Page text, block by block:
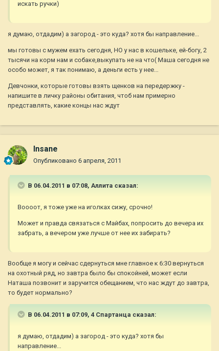
искать ручки)
я думаю, отдадим) а загород - это куда? хотя бы направление...
мы готовы с мужем ехать сегодня, НО у нас в кошельке, ей-богу, 2
тысячи на корм нам и собаке,выкупать не на что( Маша сегодня не
особо может, я так понимаю, а деньги есть у нее...
Девчонки, которые готовы взять щенков на передержку -
напишите в личку районы обитания, чтоб нам примерно
представлять, какие концы нас ждут
Insane
Опубликовано 6 апреля, 2011
В 06.04.2011 в 07:08, Аллита сказал:
Воооот, я тоже уже на иголках сижу, срочно!
Может и правда связаться с Майбах, попросить до вечера их
забрать, а вечером уже лучше от нее их забирать?
Вообще я могу и сейчас сдернуться мне главное к 6:30 вернуться
на охотный ряд, но завтра было бы спокойней, может если
Наташа позвонит и заручится обещанием, что нас ждут до завтра,
то будет нормально?
В 06.04.2011 в 07:09, 4 Спартанца сказал:
я думаю, отдадим) а загород - это куда? хотя бы
направление...